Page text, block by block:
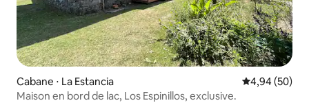
Cabane ⋅ La Estancia Évaluation
4,94 (50)
Maison en bord de lac, Los Espinillos, exclusive.